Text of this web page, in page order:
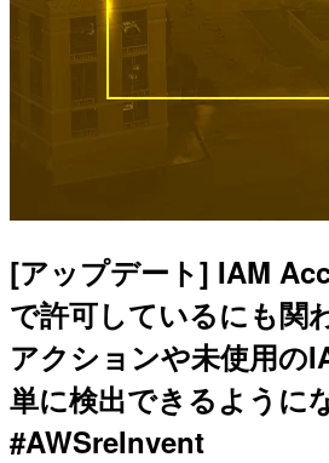
[アップデート] IAM
で許可しているにも関
アクションや未使用の
単に検出できるように
#AWSreInvent